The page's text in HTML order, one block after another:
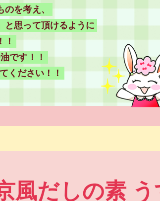
を考え、
と思って頂けるように
！
です！！
ください！！
風だしの素